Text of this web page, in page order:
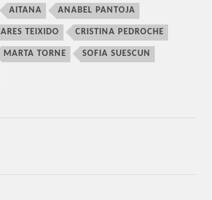
AITANA ANABEL PANTOJA
ARES TEIXIDO CRISTINA PEDROCHE
MARTA TORNE SOFIA SUESCUN